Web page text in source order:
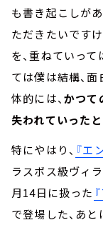
も書き起こしが
ただきたいです
を、重ねていっ
ては僕は結構、
体的には、かつて
失われていったと
特にやはり、 『エ
ラスボス級ヴィラ
月14日に扱った
で登場した、あと